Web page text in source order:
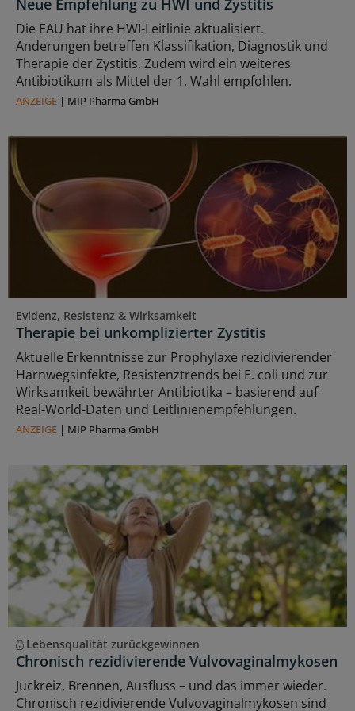
Neue Empfehlung zu HWI und Zystitis
Die EAU hat ihre HWI-Leitlinie aktualisiert.
Änderungen betreffen Klassifikation, Diagnostik und
Therapie der Zystitis. Zudem wird ein weiteres
Antibiotikum als Mittel der 1. Wahl empfohlen.
ANZEIGE | MIP Pharma GmbH
Evidenz, Resistenz & Wirksamkeit
Therapie bei unkomplizierter Zystitis
Aktuelle Erkenntnisse zur Prophylaxe rezidivierender
Harnwegsinfekte, Resistenztrends bei E. coli und zur
Wirksamkeit bewährter Antibiotika – basierend auf
Real-World-Daten und Leitlinienempfehlungen.
ANZEIGE | MIP Pharma GmbH
Lebensqualität zurückgewinnen
Chronisch rezidivierende Vulvovaginalmykosen
Juckreiz, Brennen, Ausfluss – und das immer wieder.
Chronisch rezidivierende Vulvovaginalmykosen sind